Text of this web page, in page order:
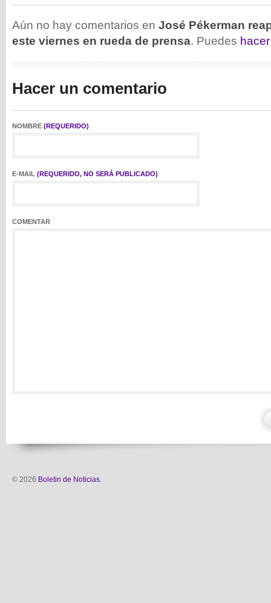
Aún no hay comentarios en José Pékerman
este viernes en rueda de prensa. Puedes hacer
Hacer un comentario
NOMBRE (REQUERIDO)
E-MAIL (REQUERIDO, NO SERÁ PUBLICADO)
COMENTAR
© 2026 Boletin de Noticias.